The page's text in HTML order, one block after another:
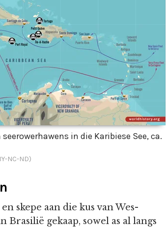
in die Karibiese See, ca.
NC-ND)
skepe aan die kus van Wes-
Brasilië gekaap, sowel as al langs